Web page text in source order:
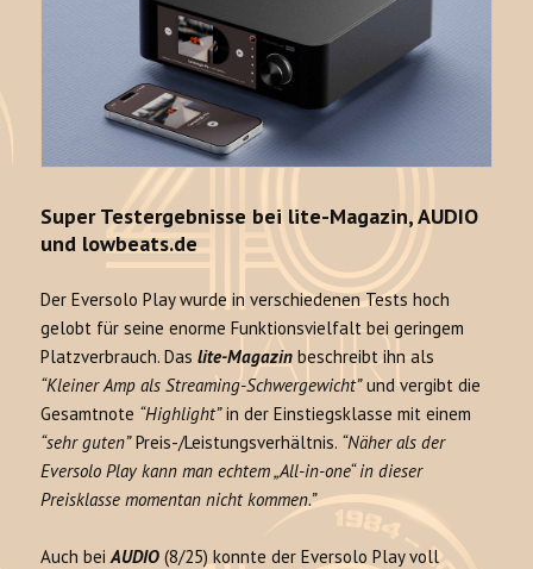
Super Testergebnisse bei lite-Magazin, AUDIO
und lowbeats.de
Der Eversolo Play wurde in verschiedenen Tests hoch
gelobt für seine enorme Funktionsvielfalt bei geringem
Platzverbrauch. Daslite-Magazin beschreibt ihn als
“Kleiner Amp als Streaming-Schwergewicht”und vergibt die
Gesamtnote “Highlight”in der Einstiegsklasse mit einem
“sehr guten”Preis-/Leistungsverhältnis. “Näher als der
Eversolo Play kann man echtem „All-in-one“ in dieser
Preisklasse momentan nicht kommen.”
Auch beiAUDIO (8/25) konnte der Eversolo Play voll